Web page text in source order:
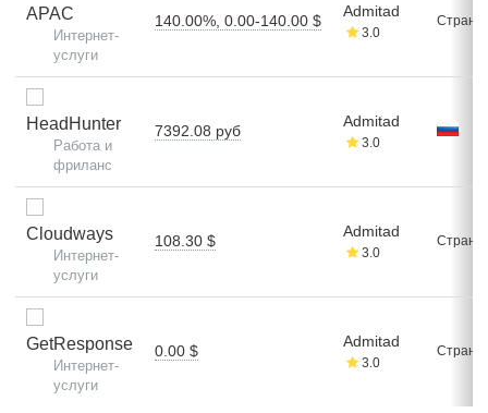
APAC
Интернет-
услуги
140.00%, 0.00-140.00 $
Admitad
3.0
Стран:
HeadHunter
Работа и
фриланс
7392.08 руб
Admitad
3.0
Cloudways
Интернет-
услуги
108.30 $
Admitad
3.0
Стран:
GetResponse
Интернет-
услуги
0.00 $
Admitad
3.0
Стран: